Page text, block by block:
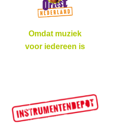
Omdat muziek
voor iedereen is